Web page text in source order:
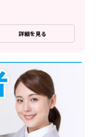
詳細を見る